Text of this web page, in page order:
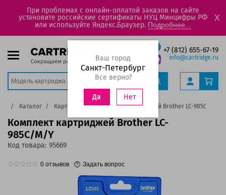
При проблемах с онлайн-оплатой заказов на сайте
установите российские сертификаты НУЦ Минцифры РФ
или используйте Яндекс.Браузер. Подробнее...
X
+7 (812) 655-67-19
info@cartridge.ru
Ваш город
Санкт-Петербург
Все верно?
Да Нет
Каталог Картриджи Комплект картриджей Brother LC-985C/M/Y
Комплект картриджей Brother LC-
985C/M/Y
Код товара: 95669
0 отзывов Задать вопрос